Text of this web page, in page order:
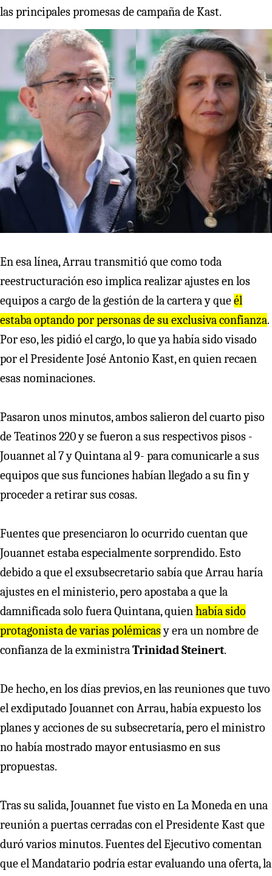
las principales promesas de campaña de Kast.
En esa línea, Arrau transmitió que como toda
reestructuración eso implica realizar ajustes en los
equipos a cargo de la gestión de la cartera y queél
estaba optando por personas de su exclusiva confianza.
Por eso, les pidió el cargo, lo que ya había sido visado
por el Presidente José Antonio Kast, en quien recaen
esas nominaciones.
Pasaron unos minutos, ambos salieron del cuarto piso
de Teatinos 220 y se fueron a sus respectivos pisos -
Jouannet al 7 y Quintana al 9- para comunicarle a sus
equipos que sus funciones habían llegado a su fin y
proceder a retirar sus cosas.
Fuentes que presenciaron lo ocurrido cuentan que
Jouannet estaba especialmente sorprendido. Esto
debido a que el exsubsecretario sabía que Arrau haría
ajustes en el ministerio, pero apostaba a que la
damnificada solo fuera Quintana, quienhabía sido
protagonista de varias polémicasy era un nombre de
confianza de la exministraTrinidad Steinert.
De hecho, en los días previos, en las reuniones que tuvo
el exdiputado Jouannet con Arrau, había expuesto los
planes y acciones de su subsecretaría, pero el ministro
no había mostrado mayor entusiasmo en sus
propuestas.
Tras su salida, Jouannet fue visto en La Moneda en una
reunión a puertas cerradas con el Presidente Kast que
duró varios minutos. Fuentes del Ejecutivo comentan
que el Mandatario podría estar evaluando una oferta, la